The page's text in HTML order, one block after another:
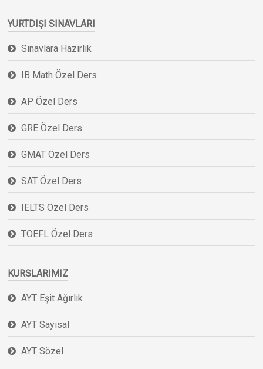
YURTDIŞI SINAVLARI
Sınavlara Hazırlık
IB Math Özel Ders
AP Özel Ders
GRE Özel Ders
GMAT Özel Ders
SAT Özel Ders
IELTS Özel Ders
TOEFL Özel Ders
KURSLARIMIZ
AYT Eşit Ağırlık
AYT Sayısal
AYT Sözel